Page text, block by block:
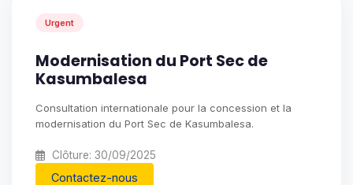
Urgent
Modernisation du Port Sec de
Kasumbalesa
Consultation internationale pour la concession et la
modernisation du Port Sec de Kasumbalesa.
Clôture: 30/09/2025
Contactez-nous